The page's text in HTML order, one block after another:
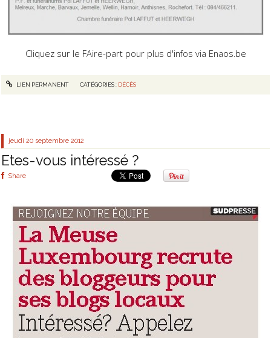
Cliquez sur le FAire-part pour plus d'infos via Enaos.be
LIEN PERMANENT CATÉGORIES : DÉCÈS
jeudi 20 septembre 2012
Etes-vous intéressé ?
Share